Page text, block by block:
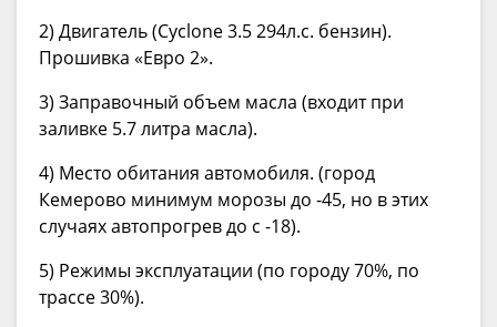
2) Двигатель (Cyclone 3.5 294л.с. бензин).
Прошивка «Евро 2».
3) Заправочный объем масла (входит при
заливке 5.7 литра масла).
4) Место обитания автомобиля. (город
Кемерово минимум морозы до -45, но в этих
случаях автопрогрев до с -18).
5) Режимы эксплуатации (по городу 70%, по
трассе 30%).